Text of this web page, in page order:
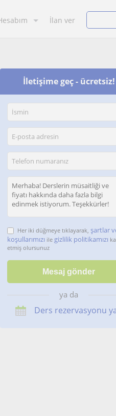
İlan ver
İletişime geç - ücretsiz!
Her iki düğmeye tıklayarak, şartlar
koşullarımızı ile gizlilik politikamızı
etmiş olursunuz
ya da
Ders rezervasyonu